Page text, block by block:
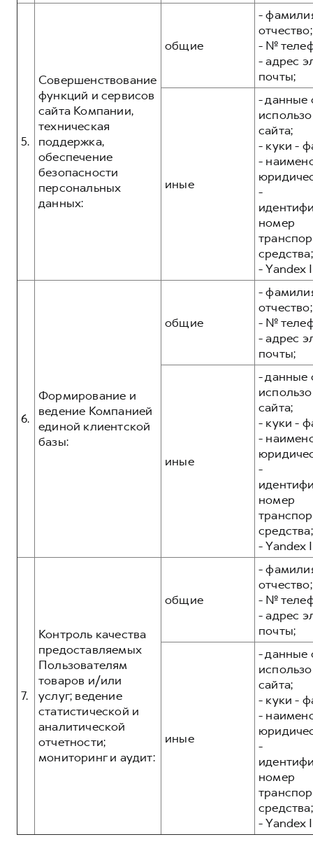
5.
Совершенствование
функций и сервисов
сайта Компании,
техническая
поддержка,
обеспечение
безопасности
персональных
данных:
общие
-
отчество;
- №
- адрес
почты;
иные
- данные
сайта;
- куки -
-
-
номер
средства;
- Yandex
6.
Формирование и
ведение Компанией
единой клиентской
базы:
общие
-
отчество;
- №
- адрес
почты;
иные
- данные
сайта;
- куки -
-
-
номер
средства;
- Yandex
7.
Контроль качества
предоставляемых
Пользователям
товаров и/или
услуг; ведение
статистической и
аналитической
отчетности;
мониторинг и аудит:
общие
-
отчество;
- №
- адрес
почты;
иные
- данные
сайта;
- куки -
-
-
номер
средства;
- Yandex